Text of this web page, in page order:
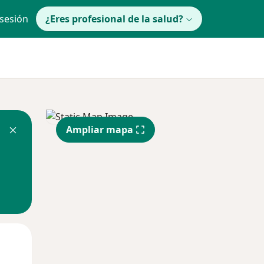
¿Eres profesional de la salud?
Ampliar mapa